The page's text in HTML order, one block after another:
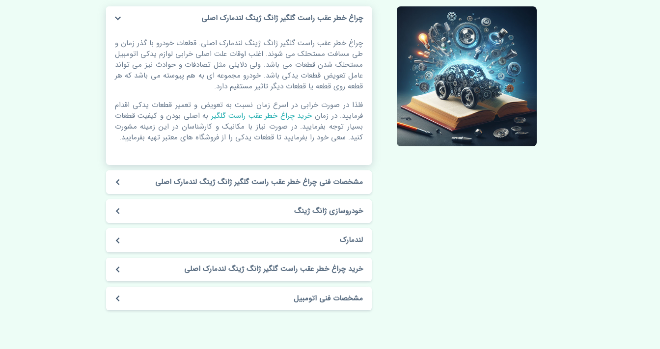
چراغ خطر عقب راست گلگیر ژانگ ژینگ لندمارک اصلی
چراغ خطر عقب راست گلگیر ژانگ ژینگ لندمارک اصلی. قطعات خودرو با گذر زمان و
طی مسافت مستحلک می شوند. اغلب اوقات علت اصلی خرابی لوازم یدکی اتومبیل
مستحلک شدن قطعات می باشد. ولی دلایلی مثل تصادفات و حوادث نیز می تواند
عامل تعویض قطعات یدکی باشد. خودرو مجموعه ای به هم پیوسته می باشد که هر
قطعه روی قطعه یا قطعات دیگر تاثیر مستقیم دارد.
فلذا در صورت خرابی در اسرع زمان نسبت به تعویض و تعمیر قطعات یدکی اقدام
فرمایید. در زمان خرید چراغ خطر عقب راست گلگیر به اصلی بودن و کیفیت قطعات
بسیار توجه بفرمایید. در صورت نیاز با مکانیک و کارشناسان در این زمینه مشورت
کنید. سعی خود را بفرمایید تا قطعات یدکی را از فروشگاه های معتبر تهیه بفرمایید.
مشخصات فنی چراغ خطر عقب راست گلگیر ژانگ ژینگ لندمارک اصلی
خودروسازی ژانگ ژینگ
لندمارک
خرید چراغ خطر عقب راست گلگیر ژانگ ژینگ لندمارک اصلی
مشخصات فنی اتومبیل